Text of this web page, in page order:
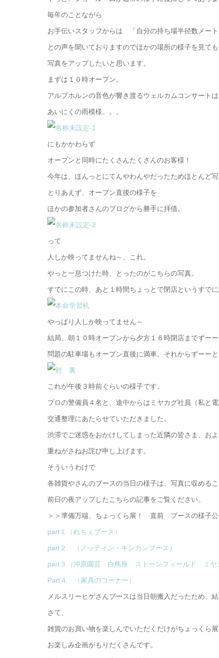
毎年のことながら
お手伝いスタッフからは 「自分の持ち場半径数メー
との声を聞いておりますのでほかの場所の様子を見て
写真をアップしたいと思います。
まずは１０時オープン。
アルプホルンの音色が響き渡るウェルカムコンサートは
あいにくの雨模様。。。
にもかかわらず
オープンと同時にたくさんたくさんのお客様！
今年は、ほんっとにてんやわんやだったためほとんど
とりあえず、オープン直後の様子を
ほかの参加者さんのブログから勝手に拝借。
って
人しか映ってませんね～、これ。
やっと一息つけた時、とったのがこちらの写真。
すでにこの時、あと１時間ちょっとで閉店というすで
やっぱり人しか映ってません～
結局、朝１０時オープンから夕方１６時閉店までずー
問題の駐車場もオープン直後に満車。それからずーー
これが午後３時前ぐらいの様子です。
プロの警備員４名と、途中からはミヤカグ社員（私と
交通整理にあたらせていただきました。
渋滞でご迷惑をおかけしてしまった近隣の皆さま、お
重ねがさねお詫び申し上げます。
そういうわけで
各雑貨やさんのブースの当日の様子は、写真に収める
前日の夜アップしたこちらの記事をご覧ください。
＞＞準備万端、ちょっくら展！ 直前 ブースの様子
part１（れちぇブース）
part２ （ノッティン・キンカンブース）
part３（沖原園芸 白鳥座 ストーンフィールド ミヤ
Part４ （家具のコーナー）
メルスリーヒゲさんブースは当日朝搬入だったため、
さて、
雑貨のお買い物を楽しんでいただくだけがちょっくら
お楽しみ企画がもりだくさんです。